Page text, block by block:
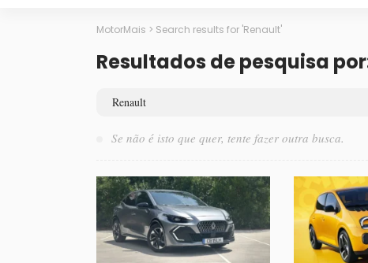
MotorMais > Search results for 'Renault'
Resultados de pesquisa
Se não é isto que quer, tente fazer outra busca.